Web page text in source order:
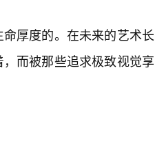
厚度的。在未来的艺术长
而被那些追求极致视觉享